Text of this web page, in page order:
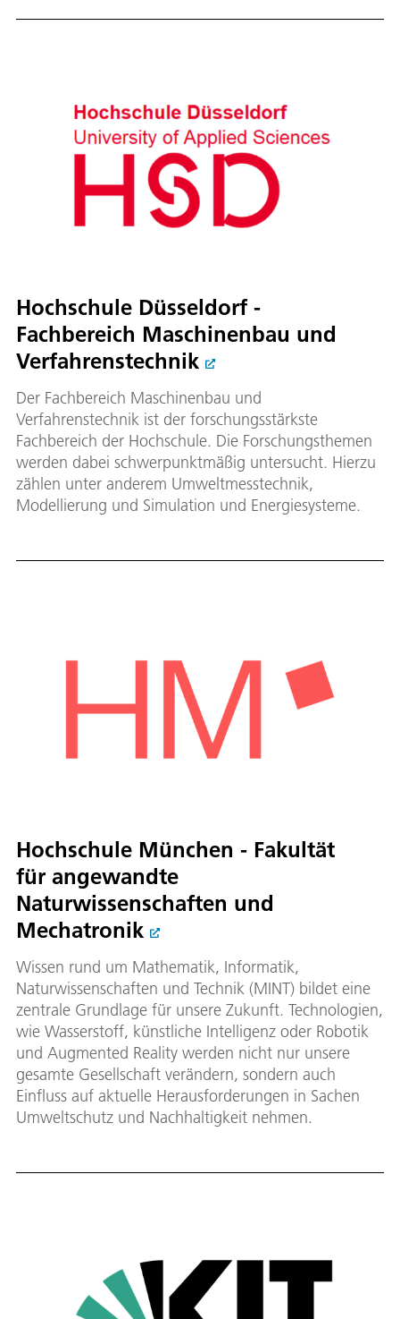
Hochschule Düsseldorf -
Fachbereich Maschinenbau und
Verfahrenstechnik
Der Fachbereich Maschinen​bau und
Verfahrenstechnik ist der forschungsstärkste
Fachbereich der Hochschule. Die Forschungsthemen
werden dabei schwerpunktmäßig untersucht. Hierzu
zählen unter anderem Umweltmesstechnik,
Modellierung und Simulation und Energiesysteme.
Hochschule München - Fakultät
für angewandte
Naturwissenschaften und
Mechatronik
Wissen rund um Mathematik, Informatik,
Naturwissenschaften und Technik (MINT) bildet eine
zentrale Grundlage für unsere Zukunft. Technologien,
wie Wasserstoff, künstliche Intelligenz oder Robotik
und Augmented Reality werden nicht nur unsere
gesamte Gesellschaft verändern, sondern auch
Einfluss auf aktuelle Herausforderungen in Sachen
Umweltschutz und Nachhaltigkeit nehmen.